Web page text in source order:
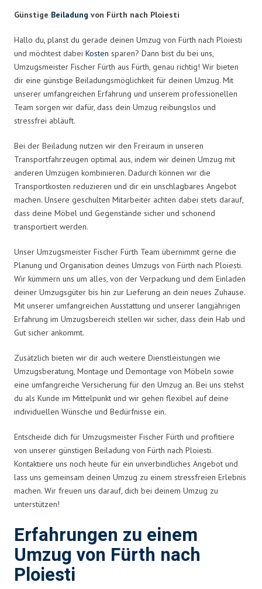
Günstige Beiladung von Fürth nach Ploiesti
Hallo du, planst du gerade deinen Umzug von Fürth nach Ploiesti
und möchtest dabei Kosten sparen? Dann bist du bei uns,
Umzugsmeister Fischer Fürth aus Fürth, genau richtig! Wir bieten
dir eine günstige Beiladungsmöglichkeit für deinen Umzug. Mit
unserer umfangreichen Erfahrung und unserem professionellen
Team sorgen wir dafür, dass dein Umzug reibungslos und
stressfrei abläuft.
Bei der Beiladung nutzen wir den Freiraum in unseren
Transportfahrzeugen optimal aus, indem wir deinen Umzug mit
anderen Umzügen kombinieren. Dadurch können wir die
Transportkosten reduzieren und dir ein unschlagbares Angebot
machen. Unsere geschulten Mitarbeiter achten dabei stets darauf,
dass deine Möbel und Gegenstände sicher und schonend
transportiert werden.
Unser Umzugsmeister Fischer Fürth Team übernimmt gerne die
Planung und Organisation deines Umzugs von Fürth nach Ploiesti.
Wir kümmern uns um alles, von der Verpackung und dem Einladen
deiner Umzugsgüter bis hin zur Lieferung an dein neues Zuhause.
Mit unserer umfangreichen Ausstattung und unserer langjährigen
Erfahrung im Umzugsbereich stellen wir sicher, dass dein Hab und
Gut sicher ankommt.
Zusätzlich bieten wir dir auch weitere Dienstleistungen wie
Umzugsberatung, Montage und Demontage von Möbeln sowie
eine umfangreiche Versicherung für den Umzug an. Bei uns stehst
du als Kunde im Mittelpunkt und wir gehen flexibel auf deine
individuellen Wünsche und Bedürfnisse ein.
Entscheide dich für Umzugsmeister Fischer Fürth und profitiere
von unserer günstigen Beiladung von Fürth nach Ploiesti.
Kontaktiere uns noch heute für ein unverbindliches Angebot und
lass uns gemeinsam deinen Umzug zu einem stressfreien Erlebnis
machen. Wir freuen uns darauf, dich bei deinem Umzug zu
unterstützen!
Erfahrungen zu einem
Umzug von Fürth nach
Ploiesti